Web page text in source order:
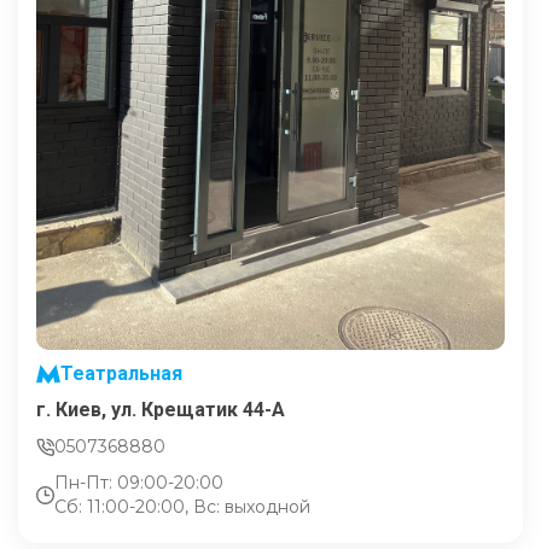
Театральная
г. Киев, ул. Крещатик 44-А
0507368880
Пн-Пт: 09:00-20:00
Сб: 11:00-20:00, Вс: выходной